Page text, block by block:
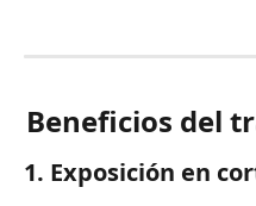
Beneficios del
1. Exposición en